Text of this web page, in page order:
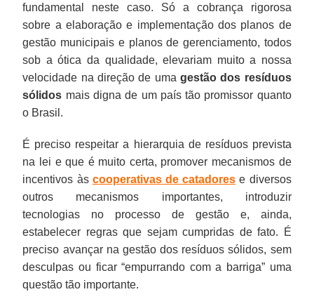
fundamental neste caso. Só a cobrança rigorosa
sobre a elaboração e implementação dos planos de
gestão municipais e planos de gerenciamento, todos
sob a ótica da qualidade, elevariam muito a nossa
velocidade na direção de uma gestão dos resíduos
sólidos mais digna de um país tão promissor quanto
o Brasil.
É preciso respeitar a hierarquia de resíduos prevista
na lei e que é muito certa, promover mecanismos de
incentivos às cooperativas de catadores e diversos
outros mecanismos importantes, introduzir
tecnologias no processo de gestão e, ainda,
estabelecer regras que sejam cumpridas de fato. É
preciso avançar na gestão dos resíduos sólidos, sem
desculpas ou ficar “empurrando com a barriga” uma
questão tão importante.